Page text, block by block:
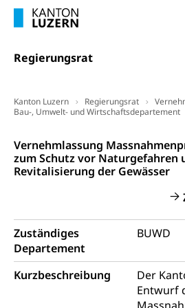
Regierungsrat
Kanton Luzern Regierungsrat
Bau-, Umwelt- und Wirtschaftsdepartement
Regierungsrat
Vernehmlassung
zum Schutz vor Naturgefahren
Revitalisierung der Gewässer
Zuständiges
Departement
BUWD
Kurzbeschreibung
Der
Entwurf
Wissenschaft, Forschung,
Innovative Projekte
Projektförderung
Umschulung, zweiter Bildungsweg,
Neuorientierung,
Berufsberatung,
Berufsabschluss für Erwachsene
Bildungsgutscheine
Bildung &
Fachperson
Fachperson
Berufliche Grundbildung
Lehre, Berufsfachschule,
Berufswahl & Berufsberatung,
Lehrstellensuche, Berufsmaturität,
Brückenangebote, Zugewanderte
Fachstelle Berufsbildung
Schulen und
Hochschule Fachhochschule